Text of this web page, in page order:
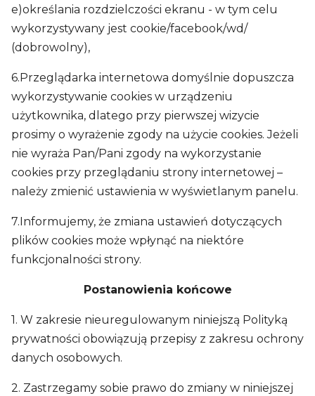
e)określania rozdzielczości ekranu - w tym celu
wykorzystywany jest cookie/facebook/wd/
(dobrowolny),
6.Przeglądarka internetowa domyślnie dopuszcza
wykorzystywanie cookies w urządzeniu
użytkownika, dlatego przy pierwszej wizycie
prosimy o wyrażenie zgody na użycie cookies. Jeżeli
nie wyraża Pan/Pani zgody na wykorzystanie
cookies przy przeglądaniu strony internetowej –
należy zmienić ustawienia w wyświetlanym panelu.
7.Informujemy, że zmiana ustawień dotyczących
plików cookies może wpłynąć na niektóre
funkcjonalności strony.
Postanowienia końcowe
1. W zakresie nieuregulowanym niniejszą Polityką
prywatności obowiązują przepisy z zakresu ochrony
danych osobowych.
2. Zastrzegamy sobie prawo do zmiany w niniejszej